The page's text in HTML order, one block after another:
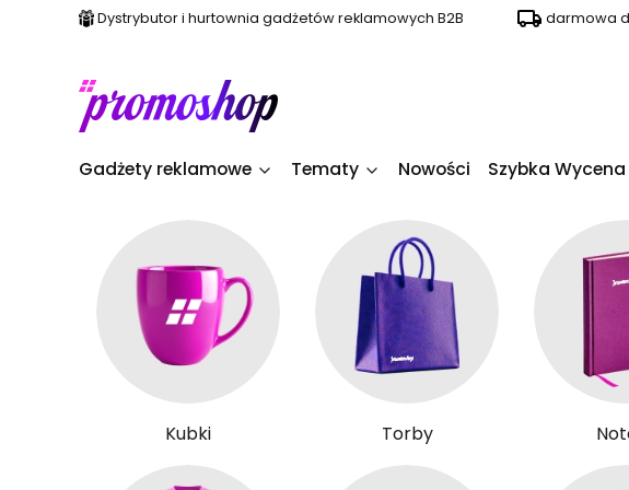
Dystrybutor i hurtownia gadżetów reklamowych B2B darmowa
Gadżety reklamowe Tematy Nowości Szybka Wycena
Kubki Torby